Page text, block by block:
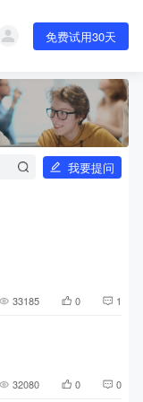
免费试用30天
我要提问
33185 0 1
32080 0 0